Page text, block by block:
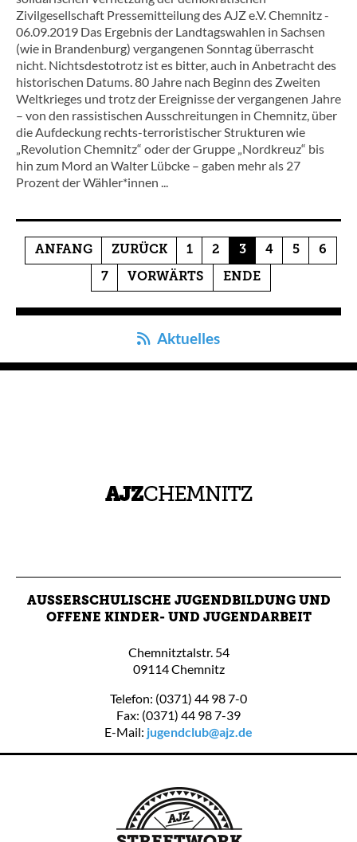
Zivilgesellschaft Pressemitteilung des AJZ e.V. Chemnitz -
06.09.2019 Das Ergebnis der Landtagswahlen in Sachsen
(wie in Brandenburg) vergangenen Sonntag überrascht
nicht. Nichtsdestotrotz ist es bitter, auch in Anbetracht des
historischen Datums. 80 Jahre nach Beginn des Zweiten
Weltkrieges und trotz der Ereignisse der vergangenen Jahre
– von den rassistischen Ausschreitungen in Chemnitz, über
die Aufdeckung rechts-terroristischer Strukturen wie
„Revolution Chemnitz“ oder der Gruppe „Nordkreuz“ bis
hin zum Mord an Walter Lübcke – gaben mehr als 27
Prozent der Wähler*innen ...
ANFANG ZURÜCK 1 2 3 4 5 6
7 VORWÄRTS ENDE
Aktuelles
AUSSERSCHULISCHE JUGENDBILDUNG UND O
FFENE KINDER- UND JUGENDARBEIT
Chemnitztalstr. 54
09114 Chemnitz
Telefon: (0371) 44 98 7-0
Fax: (0371) 44 98 7-39
E-Mail: jugendclub@ajz.de